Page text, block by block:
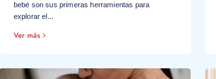
bebé son sus primeras herramientas para
explorar el...
Ver más